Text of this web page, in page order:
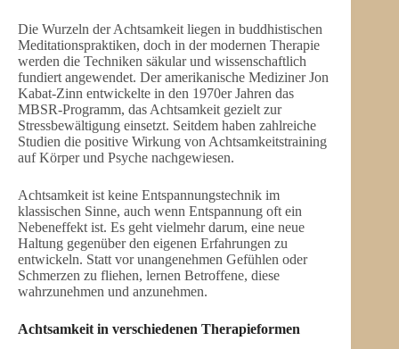
Die Wurzeln der Achtsamkeit liegen in buddhistischen
Meditationspraktiken, doch in der modernen Therapie
werden die Techniken säkular und wissenschaftlich
fundiert angewendet. Der amerikanische Mediziner Jon
Kabat-Zinn entwickelte in den 1970er Jahren das
MBSR-Programm, das Achtsamkeit gezielt zur
Stressbewältigung einsetzt. Seitdem haben zahlreiche
Studien die positive Wirkung von Achtsamkeitstraining
auf Körper und Psyche nachgewiesen.
Achtsamkeit ist keine Entspannungstechnik im
klassischen Sinne, auch wenn Entspannung oft ein
Nebeneffekt ist. Es geht vielmehr darum, eine neue
Haltung gegenüber den eigenen Erfahrungen zu
entwickeln. Statt vor unangenehmen Gefühlen oder
Schmerzen zu fliehen, lernen Betroffene, diese
wahrzunehmen und anzunehmen.
Achtsamkeit in verschiedenen Therapieformen